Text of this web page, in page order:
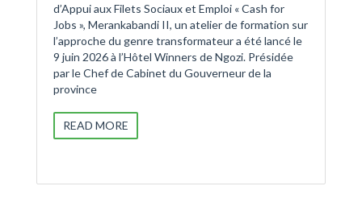
d’Appui aux Filets Sociaux et Emploi « Cash for
Jobs », Merankabandi II, un atelier de formation sur
l’approche du genre transformateur a été lancé le
9 juin 2026 à l’Hôtel Winners de Ngozi. Présidée
par le Chef de Cabinet du Gouverneur de la
province
READ MORE